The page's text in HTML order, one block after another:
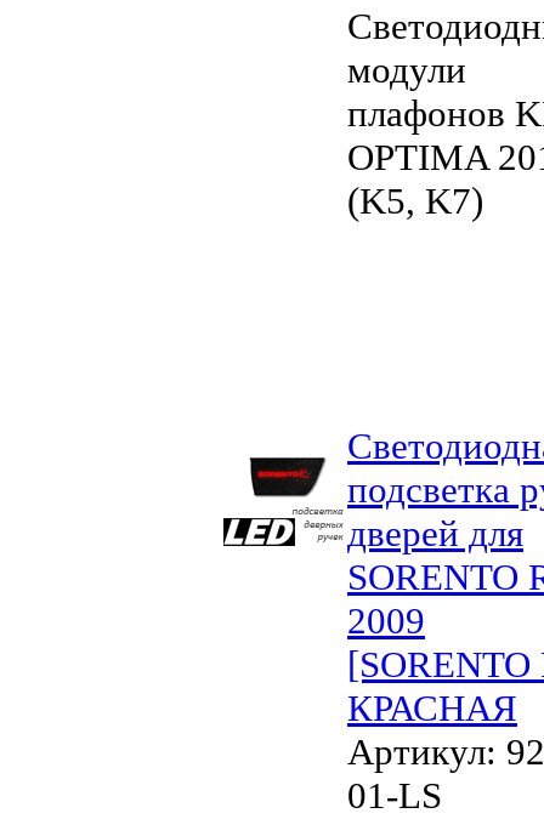
модули
плафонов
OPTIMA
(K5, K7)
подсветка
дверей для
SORENTO
2009
[SORENTO
КРАСНАЯ
Артикул:
01-LS